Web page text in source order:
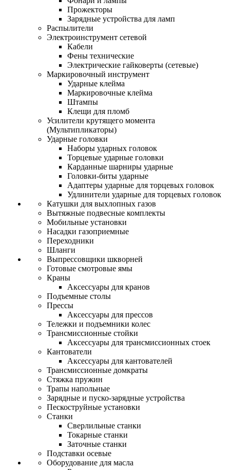
Прожекторы
Зарядные устройства для ламп
Распылители
Электроинструмент сетевой
Кабели
Фены технические
Электрические гайковерты (сетевые)
Маркировочный инструмент
Ударные клейма
Маркировочные клейма
Штампы
Клещи для пломб
Усилители крутящего момента
(Мультипликаторы)
Ударные головки
Наборы ударных головок
Торцевые ударные головки
Карданные шарниры ударные
Головки-биты ударные
Адаптеры ударные для торцевых головок
Удлинители ударные для торцевых головок
Катушки для выхлопных газов
Вытяжные подвесные комплекты
Мобильные установки
Насадки газоприемные
Переходники
Шланги
Выпрессовщики шкворней
Готовые смотровые ямы
Краны
Аксессуары для кранов
Подъемные столы
Прессы
Аксессуары для прессов
Тележки и подъемники колес
Трансмиссионные стойки
Аксессуары для трансмиссионных стоек
Кантователи
Аксессуары для кантователей
Трансмиссионные домкраты
Стяжка пружин
Трапы напольные
Зарядные и пуско-зарядные устройства
Пескоструйные установки
Станки
Сверлильные станки
Токарные станки
Заточные станки
Подставки осевые
Оборудование для масла